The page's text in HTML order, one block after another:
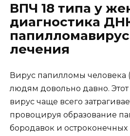
ВПЧ 18 типа у
диагностика
лечения
Вирус папилломы человека
людям довольно давно.
вирус чаще всего
провоцируя образование
бородавок и